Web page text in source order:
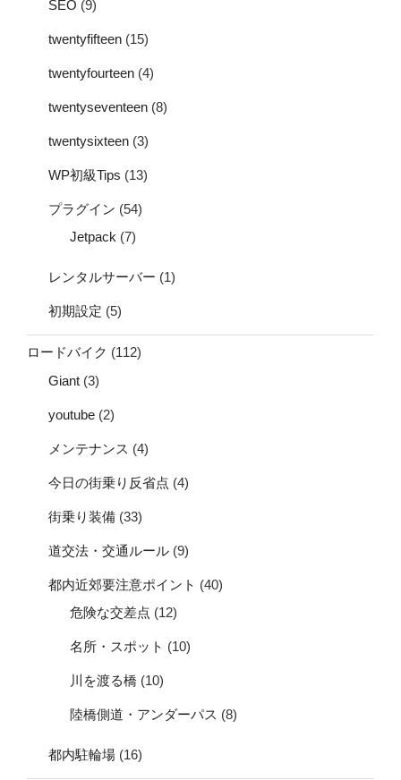
SEO (9)
twentyfifteen (15)
twentyfourteen (4)
twentyseventeen (8)
twentysixteen (3)
WP初級Tips (13)
プラグイン (54)
Jetpack (7)
レンタルサーバー (1)
初期設定 (5)
ロードバイク (112)
Giant (3)
youtube (2)
メンテナンス (4)
今日の街乗り反省点 (4)
街乗り装備 (33)
道交法・交通ルール (9)
都内近郊要注意ポイント (40)
危険な交差点 (12)
名所・スポット (10)
川を渡る橋 (10)
陸橋側道・アンダーパス (8)
都内駐輪場 (16)